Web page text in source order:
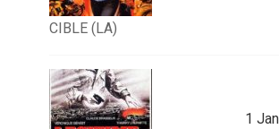
CIBLE (LA)
1